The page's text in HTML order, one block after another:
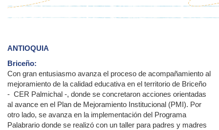
ANTIOQUIA
Briceño:
Con gran entusiasmo avanza el proceso de acompañamiento al
mejoramiento de la calidad educativa en el territorio de Briceño
- CER Palmichal -, donde se concretaron acciones orientadas
al avance en el Plan de Mejoramiento Institucional (PMI). Por
otro lado, se avanza en la implementación del Programa
Palabrario donde se realizó con un taller para padres y madres